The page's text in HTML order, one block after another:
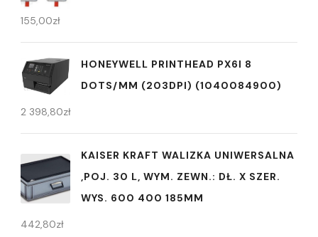
155,00zł
HONEYWELL PRINTHEAD PX6I 8
DOTS/MM (203DPI) (1040084900)
2 398,80zł
KAISER KRAFT WALIZKA UNIWERSALNA
,POJ. 30 L, WYM. ZEWN.: DŁ. X SZER.
WYS. 600 400 185MM
442,80zł